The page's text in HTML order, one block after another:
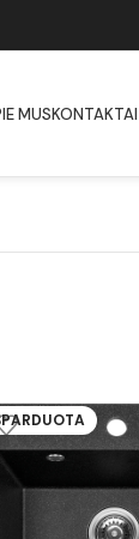
MUSKONTAKTAI